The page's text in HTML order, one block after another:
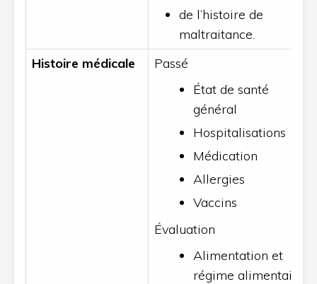
de l’histoire de
maltraitance.
Histoire médicale
Passé
État de santé
général
Hospitalisations
Médication
Allergies
Vaccins
Évaluation
Alimentation et
régime alimentaire